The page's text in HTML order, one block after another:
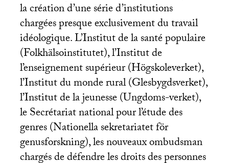
la création d’une série d’institutions
chargées presque exclusivement du travail
idéologique. L’Institut de la santé populaire
(Folkhälsoinstitutet), l’Institut de
l’enseignement supérieur (Högskoleverket),
l’Institut du monde rural (Glesbygdsverket),
l’Institut de la jeunesse (Ungdoms-verket),
le Secrétariat national pour l’étude des
genres (Nationella sekretariatet för
genusforskning), les nouveaux ombudsman
chargés de défendre les droits des personnes